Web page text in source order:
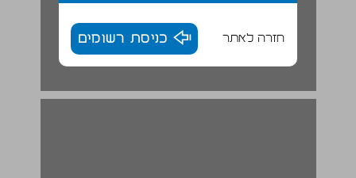
חזרה לאתר כניסת רשומים